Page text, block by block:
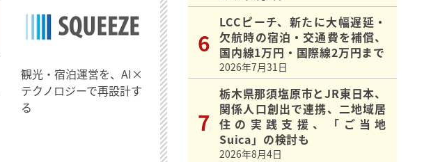
観光・宿泊運営を、AI×
テクノロジーで再設計す
る
LCCピーチ、新たに大幅遅延・
欠航時の宿泊・交通費を補償、
国内線1万円・国際線2万円まで
2026年7月31日
栃木県那須塩原市とJR東日本、
関係人口創出で連携、二地域居
住の実践支援、「ご当地
Suica」の検討も
2026年8月4日